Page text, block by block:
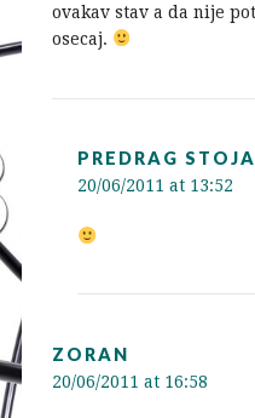
ovakav stav a da nije
osecaj.
PREDRAG
20/06/2011 at 13:52
ZORAN
20/06/2011 at 16:58